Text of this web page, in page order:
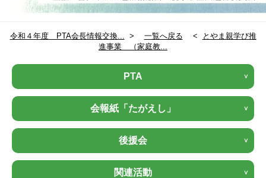
令和４年度 PTA会長情報交換... > 一覧へ戻る <
とやま親学び推
進事業 （家庭教...
PTA
会報紙「たがえし」
後援会
関連活動